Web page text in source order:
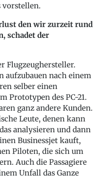
vorstellen.
den wir zurzeit rund
schadet der
Flugzeughersteller.
aufzubauen nach einem
selber einen
Prototypen des PC-21.
ganz andere Kunden.
Leute, denen kann
analysieren und dann
Businessjet kauft,
Piloten, die sich um
Auch die Passagiere
Unfall das Ganze